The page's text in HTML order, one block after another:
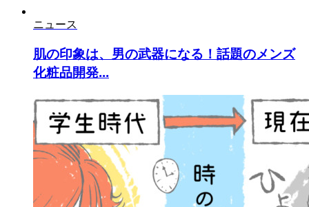
ニュース
肌の印象は、男の武器になる！話題のメンズ
化粧品開発...